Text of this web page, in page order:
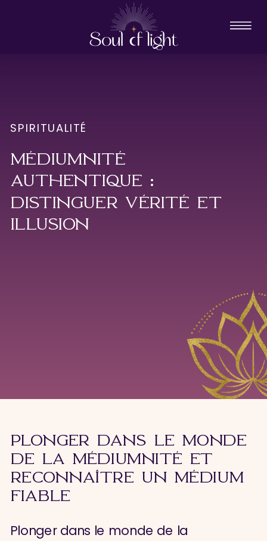
SPIRITUALITÉ
MÉDIUMNITÉ
AUTHENTIQUE :
DISTINGUER VÉRITÉ ET
ILLUSION
PLONGER DANS LE MONDE
DE LA MÉDIUMNITÉ ET
RECONNAÎTRE UN MÉDIUM
FIABLE
Plonger dans le monde de la